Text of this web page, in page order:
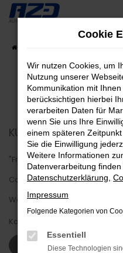
Zum
springen
KUNDENMEINUNGEN
"Freundlich und hilfsbereit.
Coronaproblem. Firma macht
Werkstatt, Hof und Büros
Karsten Z.
WEITERE
Cookie
Wir nutzen Cookies, um
Nutzung unserer
Kommunikation mit
berücksichtigen hierbei
verarbeiten Daten für
wenn Sie uns Ihre
einem späteren
Sie die Einwilligung
Weitere Informationen
Datenverarbeitung finden
Datenschutzerklärung
Impressum
Folgende Kategorien von
Essentiell
Diese Technologien